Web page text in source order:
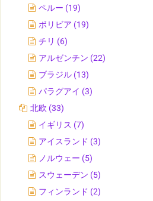
ペルー (19)
ボリビア (19)
チリ (6)
アルゼンチン (22)
ブラジル (13)
パラグアイ (3)
北欧 (33)
イギリス (7)
アイスランド (3)
ノルウェー (5)
スウェーデン (5)
フィンランド (2)